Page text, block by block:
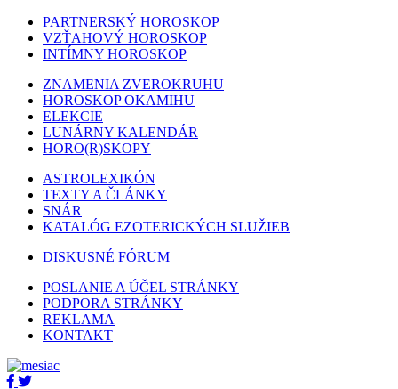
PARTNERSKÝ HOROSKOP
VZŤAHOVÝ HOROSKOP
INTÍMNY HOROSKOP
ZNAMENIA ZVEROKRUHU
HOROSKOP OKAMIHU
ELEKCIE
LUNÁRNY KALENDÁR
HORO(R)SKOPY
ASTROLEXIKÓN
TEXTY A ČLÁNKY
SNÁR
KATALÓG EZOTERICKÝCH SLUŽIEB
DISKUSNÉ FÓRUM
POSLANIE A ÚČEL STRÁNKY
PODPORA STRÁNKY
REKLAMA
KONTAKT